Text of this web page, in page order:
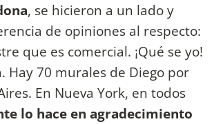
, se hicieron a un lado y
de opiniones al respecto:
que es comercial. ¡Qué se yo!
Hay 70 murales de Diego por
En Nueva York, en todos
lo hace en agradecimiento